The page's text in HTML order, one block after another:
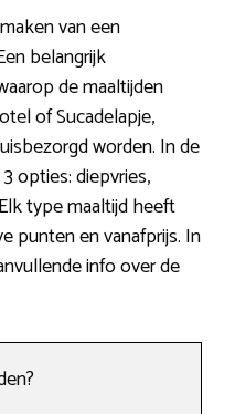
van een
belangrijk
de maaltijden
of Sucadelapje,
worden. In de
opties: diepvries,
type maaltijd heeft
punten en vanafprijs. In
info over de